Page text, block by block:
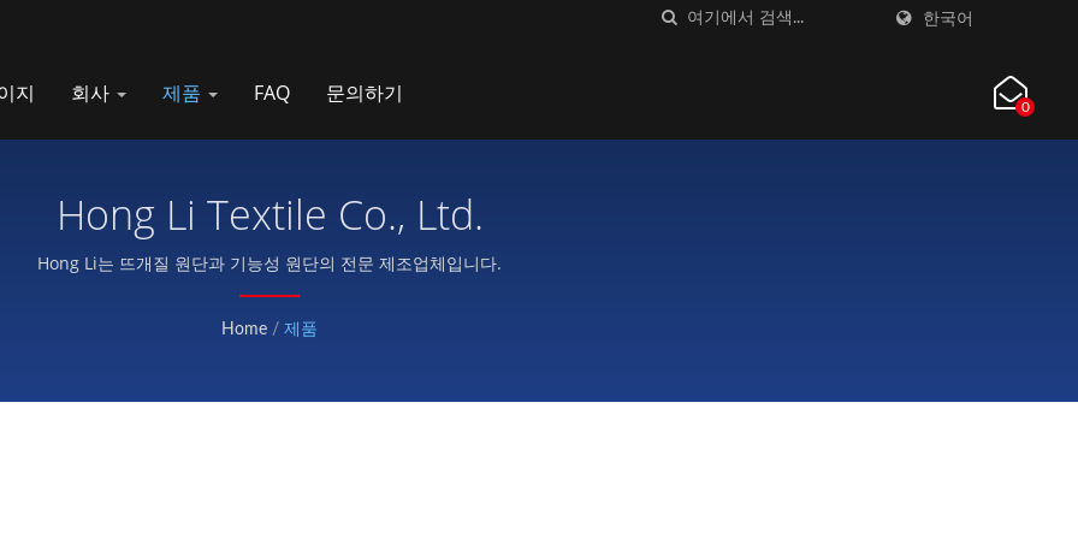
한국어
지 회사 제품 FAQ 문의하기
0
Hong Li Textile Co., Ltd.
Hong Li는 뜨개질 원단과 기능성 원단의 전문 제조업체입니다.
Home / 제품